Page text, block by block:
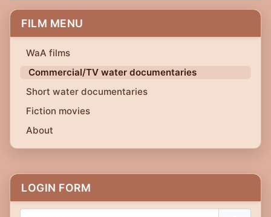
FILM MENU
WaA films
Commercial/TV water documentaries
Short water documentaries
Fiction movies
About
LOGIN FORM